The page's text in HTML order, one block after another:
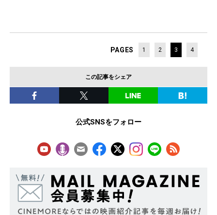
PAGES 1 2 3 4
この記事をシェア
公式SNSをフォロー